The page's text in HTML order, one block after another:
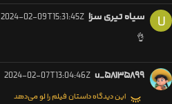
U سیاه تیری سزا 2024-02-09T15:31:45Z
👌
u_۵۸۱۳۵۸۹۹ 2024-02-07T13:04:46Z
این دیدگاه داستان فیلم را لو می‌دهد